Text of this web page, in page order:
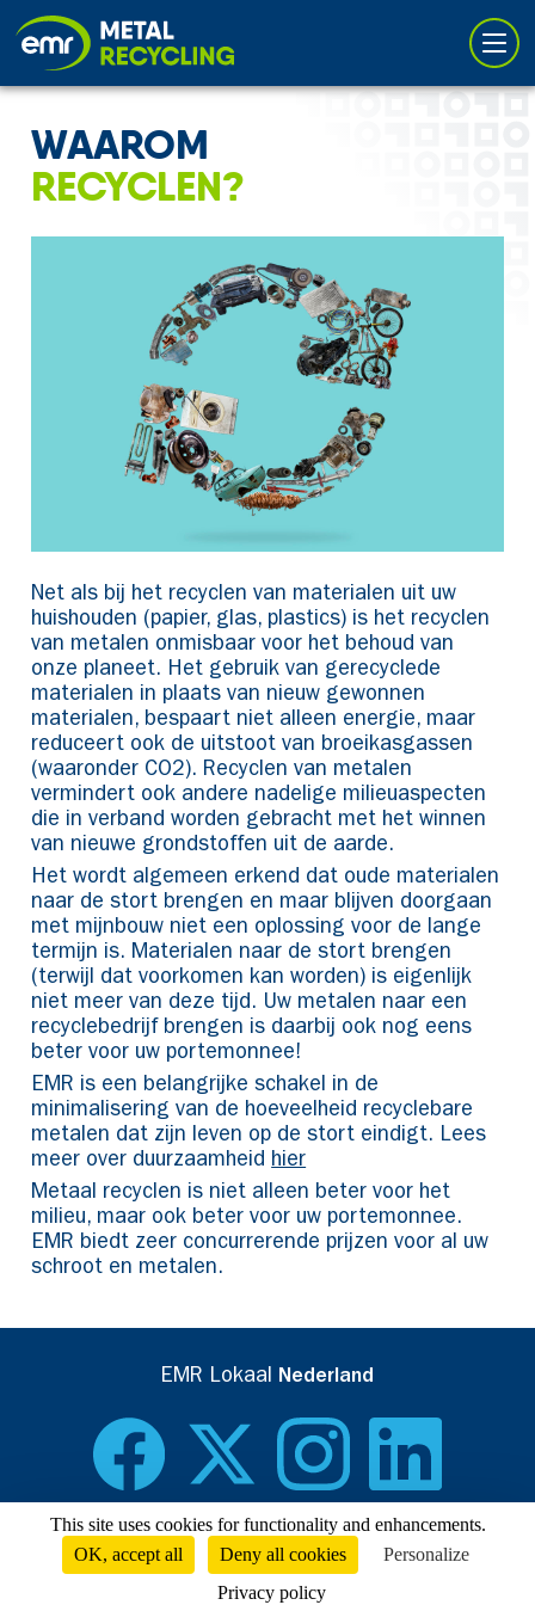
WAAROM
RECYCLEN?
Net als bij het recyclen van materialen uit uw
huishouden (papier, glas, plastics) is het recyclen
van metalen onmisbaar voor het behoud van
onze planeet. Het gebruik van gerecyclede
materialen in plaats van nieuw gewonnen
materialen, bespaart niet alleen energie, maar
reduceert ook de uitstoot van broeikasgassen
(waaronder CO2). Recyclen van metalen
vermindert ook andere nadelige milieuaspecten
die in verband worden gebracht met het winnen
van nieuwe grondstoffen uit de aarde.
Het wordt algemeen erkend dat oude materialen
naar de stort brengen en maar blijven doorgaan
met mijnbouw niet een oplossing voor de lange
termijn is. Materialen naar de stort brengen
(terwijl dat voorkomen kan worden) is eigenlijk
niet meer van deze tijd. Uw metalen naar een
recyclebedrijf brengen is daarbij ook nog eens
beter voor uw portemonnee!
EMR is een belangrijke schakel in de
minimalisering van de hoeveelheid recyclebare
metalen dat zijn leven op de stort eindigt. Lees
meer over duurzaamheidhier
Metaal recyclen is niet alleen beter voor het
milieu, maar ook beter voor uw portemonnee.
EMR biedt zeer concurrerende prijzen voor al uw
schroot en metalen.
EMR Lokaal Nederland
EMR Privacybeleid
. Bezoek onze corporate website
nl.emrgroup.com
This site uses cookies for functionality and enhancements.
OK, accept all
Deny all cookies
Personalize
Privacy policy